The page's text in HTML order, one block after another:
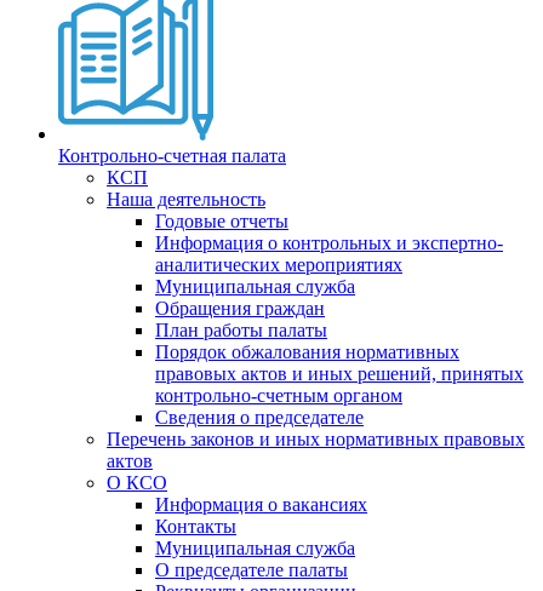
Контрольно-счетная палата
КСП
Наша деятельность
Годовые отчеты
Информация о контрольных и экспертно-
аналитических мероприятиях
Муниципальная служба
Обращения граждан
План работы палаты
Порядок обжалования нормативных
правовых актов и иных решений, принятых
контрольно-счетным органом
Сведения о председателе
Перечень законов и иных нормативных правовых
актов
О КСО
Информация о вакансиях
Контакты
Муниципальная служба
О председателе палаты